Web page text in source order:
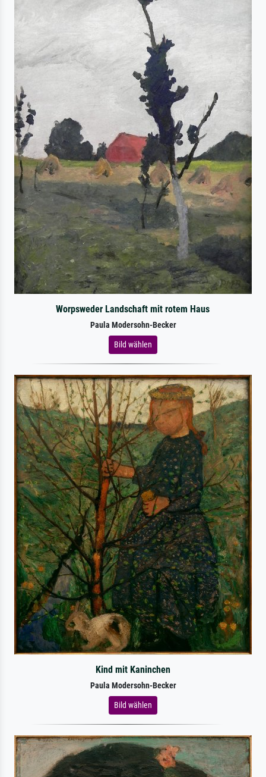
Worpsweder Landschaft mit rotem Haus
Paula Modersohn-Becker
Bild wählen
Kind mit Kaninchen
Paula Modersohn-Becker
Bild wählen